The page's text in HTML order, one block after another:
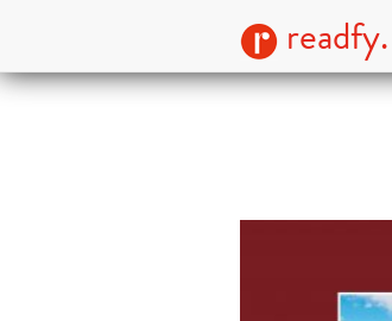
readfy.